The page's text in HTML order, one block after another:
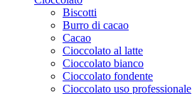
Biscotti
Burro di cacao
Cacao
Cioccolato al latte
Cioccolato bianco
Cioccolato fondente
Cioccolato uso professionale